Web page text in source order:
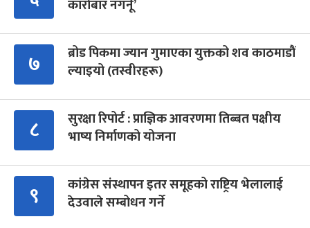
कारोबार नगर्नू’
७
ब्रोड पिकमा ज्यान गुमाएका युक्तको शव काठमाडौं
ल्याइयो (तस्वीरहरू)
८
सुरक्षा रिपोर्ट : प्राज्ञिक आवरणमा तिब्बत पक्षीय
भाष्य निर्माणको योजना
९
कांग्रेस संस्थापन इतर समूहको राष्ट्रिय भेलालाई
देउवाले सम्बोधन गर्ने